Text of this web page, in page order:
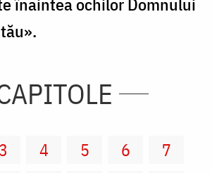
înaintea ochilor Domnului
3 4 5 6
7